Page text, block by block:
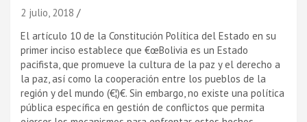
2 julio, 2018
El artí­culo 10 de la Constitución Polí­tica del Estado en su
primer inciso establece que €œBolivia es un Estado
pacifista, que promueve la cultura de la paz y el derecho a
la paz, así­ como la cooperación entre los pueblos de la
región y del mundo (€¦)€. Sin embargo, no existe una polí­tica
pública especí­fica en gestión de conflictos que permita